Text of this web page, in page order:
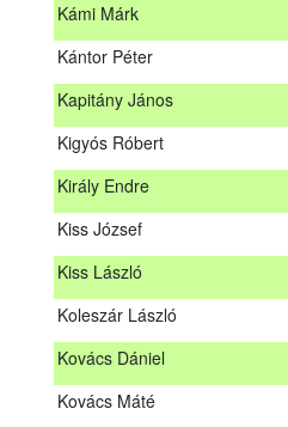
Kámi Márk
Kántor Péter
Kapitány János
Kigyós Róbert
Király Endre
Kiss József
Kiss László
Koleszár László
Kovács Dániel
Kovács Máté
Juhász Milán
Kámi Márk
Kántor Péter